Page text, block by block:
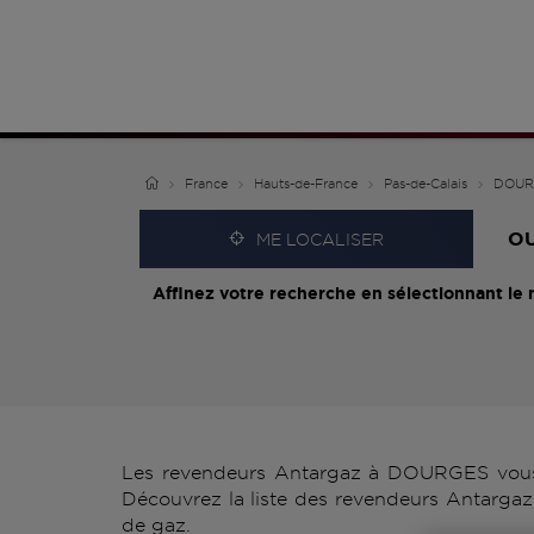
France Hauts-de-France Pas-de-Calais
ME LOCALISER
Affinez votre recherche en sélectionnant le
Les revendeurs Antargaz à DOURGES
Découvrez la liste des revendeurs
de gaz.